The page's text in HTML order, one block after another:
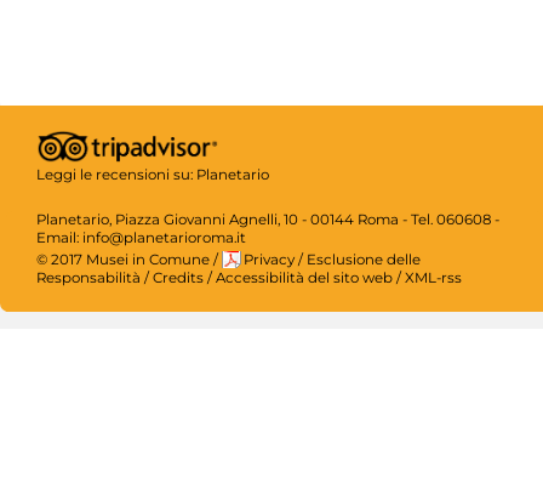
Leggi le recensioni su: Planetario
Planetario, Piazza Giovanni Agnelli, 10 - 00144 Roma - Tel. 060608 -
Email: info@planetarioroma.it
© 2017 Musei in Comune / Privacy / Esclusione delle
Responsabilità / Credits / Accessibilità del sito web / XML-rss